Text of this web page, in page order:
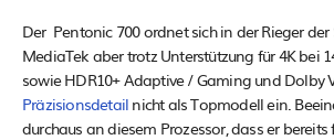
Der Pentonic 700 ordnet sich in der Rieger der
MediaTek aber trotz Unterstützung für 4K bei
sowie HDR10+ Adaptive / Gaming und Dolby
Präzisionsdetail nicht als Topmodell ein.
durchaus an diesem Prozessor, dass er